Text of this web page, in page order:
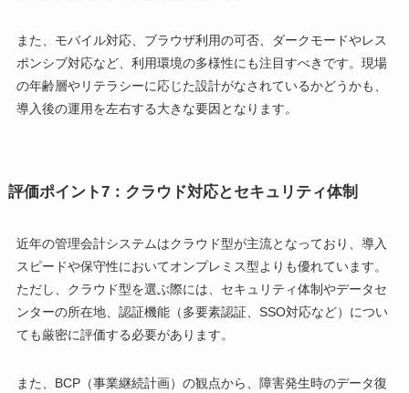
また、モバイル対応、ブラウザ利用の可否、ダークモードやレス
ポンシブ対応など、利用環境の多様性にも注目すべきです。現場
の年齢層やリテラシーに応じた設計がなされているかどうかも、
導入後の運用を左右する大きな要因となります。
評価ポイント7：クラウド対応とセキュリティ体制
近年の管理会計システムはクラウド型が主流となっており、導入
スピードや保守性においてオンプレミス型よりも優れています。
ただし、クラウド型を選ぶ際には、セキュリティ体制やデータセ
ンターの所在地、認証機能（多要素認証、SSO対応など）につい
ても厳密に評価する必要があります。
また、BCP（事業継続計画）の観点から、障害発生時のデータ復